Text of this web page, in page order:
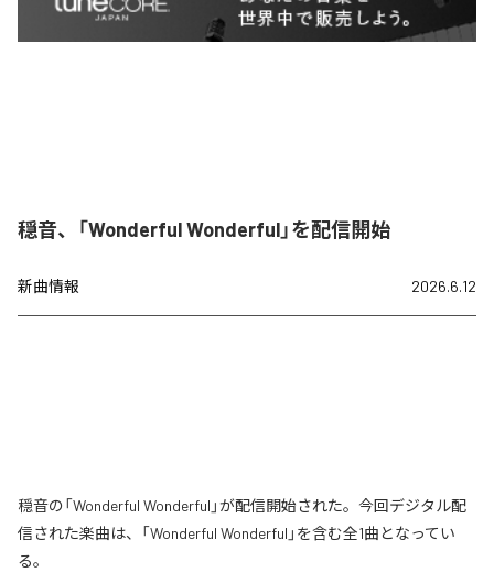
穏音、「Wonderful Wonderful」を配信開始
新曲情報 2026.6.12
穏音の「Wonderful Wonderful」が配信開始された。今回デジタル配
信された楽曲は、「Wonderful Wonderful」を含む全1曲となってい
る。